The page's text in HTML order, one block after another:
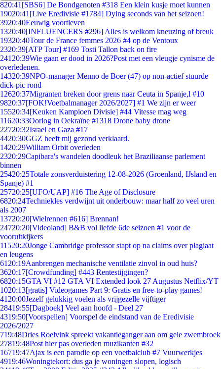
820:41 [SBS6] De Bondgenoten #318 Een klein kusje moet kunnen
19020:41 [Live Eredivisie #1784] Dying seconds van het seizoen!
3920:40Eeuwig voortleven
1320:40[INFLUENCERS #296] Alles is welkom kneuzing of breuk
19320:40Tour de France femmes 2026 #4 op de Ventoux
2320:39[ATP Tour] #169 Tosti Tallon back on fire
241 20:39Wie gaan er dood in 2026?Post met een vleugje cynisme de
overledenen.
14320:39NPO-manager Menno de Boer (47) op non-actief stuurde
dick-pic rond
12620:37Migranten breken door grens naar Ceuta in Spanje,l #10
9820:37[FOK!Voetbalmanager 2026/2027] #1 We zijn er weer
15520:34[Keuken Kampioen Divisie] #44 Vitesse mag weg
11620:33Oorlog in Oekraïne #1318 Drone baby drone
22720:32Israel en Gaza #17
4420:30GGZ heeft mij gezond verklaard.
1420:29William Orbit overleden
2320:29Capibara's wandelen doodleuk het Braziliaanse parlement
binnen
25420:25Totale zonsverduistering 12-08-2026 (Groenland, IJsland en
Spanje) #1
25720:25[UFO/UAP] #16 The Age of Disclosure
6820:24Techniekles verdwijnt uit onderbouw: maar half zo veel uren
als 2007
13720:20[Wielrennen #616] Brennan!
24720:20[Videoland] B&B vol liefde 6de seizoen #1 voor de
vooruitkijkers
11520:20Jonge Cambridge professor stapt op na claims over plagiaat
en leugens
61 20:19Aanbrengen mechanische ventilatie zinvol in oud huis?
3620:17[Crowdfunding] #443 Rentestijgingen?
6820:15GTA VI #12 GTA VI Extended look 27 Augustus Netflix/YT
1020:13[gratis] Videogames Part 9: Gratis en free-to-play games!
41 20:00Jezelf gelukkig voelen als vrijgezelle vijftiger
28419:55[Dagboek] Veel aan hoofd - Deel 27
4319:50[Voorspellen] Voorspel de eindstand van de Eredivisie
2026/2027
719:48Dries Roelvink spreekt vakantieganger aan om gele zwembroek
27819:48Post hier pas overleden muzikanten #32
16719:47Ajax is een parodie op een voetbalclub #7 Vuurwerkjes
4919:46Woningtekort: dus ga je woningen slopen, logisch